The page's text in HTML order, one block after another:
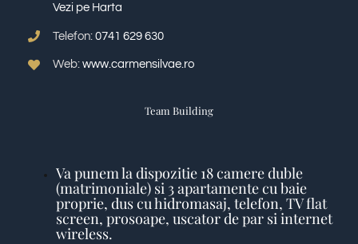
Vezi pe Harta
Telefon: 0741 629 630
Web: www.carmensilvae.ro
Team Building
Va punem la dispozitie 18 camere duble
(matrimoniale) si 3 apartamente cu baie
proprie, dus cu hidromasaj, telefon, TV flat
screen, prosoape, uscator de par si internet
wireless.